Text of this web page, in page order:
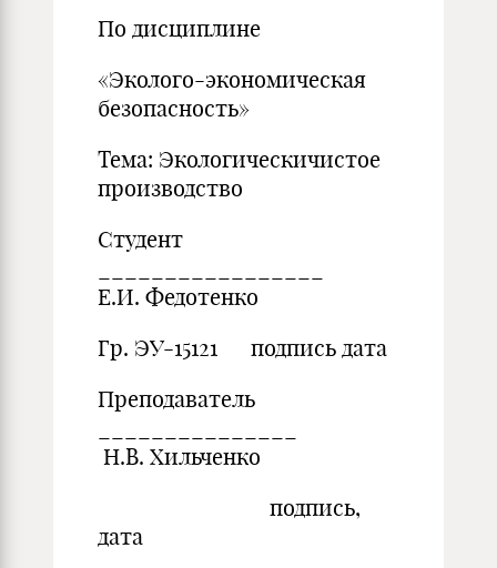
По дисциплине
«Эколого-экономическая
безопасность»
Тема: Экологическичистое
производство
Студент
Е.И. Федотенко
Гр. ЭУ-15121 подпись дата
Преподаватель
Н.В. Хильченко
подпись,
дата